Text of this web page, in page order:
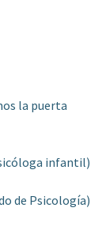
la puerta
infantil)
de Psicología)